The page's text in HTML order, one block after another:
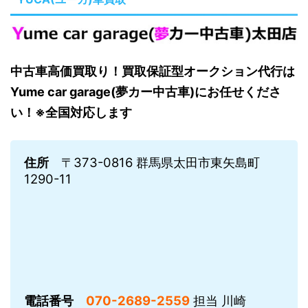
中古車高価買取り！買取保証型オークション代行は
Yume car garage(夢カー中古車)にお任せくださ
い！※全国対応します
住所 〒373-0816 群馬県太田市東矢島町
1290-11
電話番号 070-2689-2559 担当 川崎